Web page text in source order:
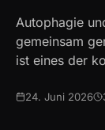
Autophagie
gemeinsam
ist eines der
24. Juni 2026